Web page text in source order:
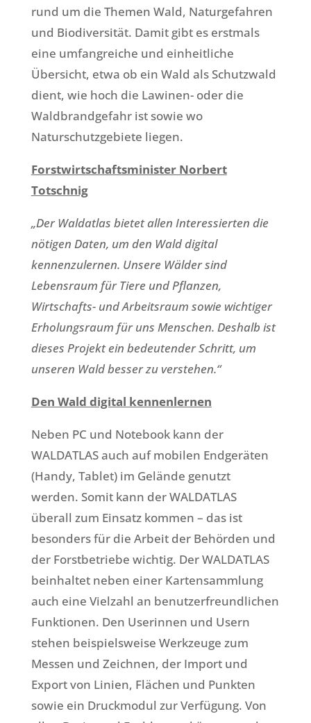
rund um die Themen Wald, Naturgefahren
und Biodiversität. Damit gibt es erstmals
eine umfangreiche und einheitliche
Übersicht, etwa ob ein Wald als Schutzwald
dient, wie hoch die Lawinen- oder die
Waldbrandgefahr ist sowie wo
Naturschutzgebiete liegen.
Forstwirtschaftsminister Norbert
Totschnig
„Der Waldatlas bietet allen Interessierten die
nötigen Daten, um den Wald digital
kennenzulernen. Unsere Wälder sind
Lebensraum für Tiere und Pflanzen,
Wirtschafts- und Arbeitsraum sowie wichtiger
Erholungsraum für uns Menschen. Deshalb ist
dieses Projekt ein bedeutender Schritt, um
unseren Wald besser zu verstehen.“
Den Wald digital kennenlernen
Neben PC und Notebook kann der
WALDATLAS auch auf mobilen Endgeräten
(Handy, Tablet) im Gelände genutzt
werden. Somit kann der WALDATLAS
überall zum Einsatz kommen – das ist
besonders für die Arbeit der Behörden und
der Forstbetriebe wichtig. Der WALDATLAS
beinhaltet neben einer Kartensammlung
auch eine Vielzahl an benutzerfreundlichen
Funktionen. Den Userinnen und Usern
stehen beispielsweise Werkzeuge zum
Messen und Zeichnen, der Import und
Export von Linien, Flächen und Punkten
sowie ein Druckmodul zur Verfügung. Von